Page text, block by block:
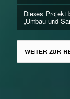
Dieses Projekt
„Umbau und
WEITER ZUR